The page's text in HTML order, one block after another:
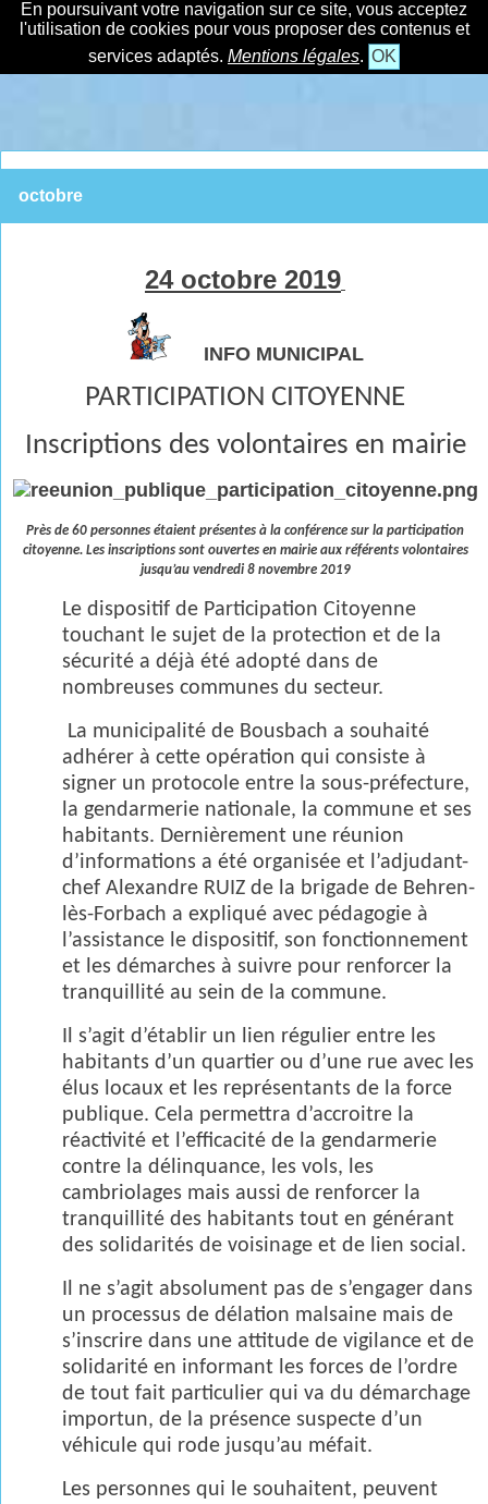
En poursuivant votre navigation sur ce site, vous acceptez
l'utilisation de cookies pour vous proposer des contenus et
services adaptés. Mentions légales. OK
octobre
24 octobre 2019
INFO MUNICIPAL
PARTICIPATION CITOYENNE
Inscriptions des volontaires en mairie
Près de 60 personnes étaient présentes à la conférence sur la participation
citoyenne. Les inscriptions sont ouvertes en mairie aux référents volontaires
jusqu’au vendredi 8 novembre 2019
Le dispositif de Participation Citoyenne
touchant le sujet de la protection et de la
sécurité a déjà été adopté dans de
nombreuses communes du secteur.
La municipalité de Bousbach a souhaité
adhérer à cette opération qui consiste à
signer un protocole entre la sous-préfecture,
la gendarmerie nationale, la commune et ses
habitants. Dernièrement une réunion
d’informations a été organisée et l’adjudant-
chef Alexandre RUIZ de la brigade de Behren-
lès-Forbach a expliqué avec pédagogie à
l’assistance le dispositif, son fonctionnement
et les démarches à suivre pour renforcer la
tranquillité au sein de la commune.
Il s’agit d’établir un lien régulier entre les
habitants d’un quartier ou d’une rue avec les
élus locaux et les représentants de la force
publique. Cela permettra d’accroitre la
réactivité et l’efficacité de la gendarmerie
contre la délinquance, les vols, les
cambriolages mais aussi de renforcer la
tranquillité des habitants tout en générant
des solidarités de voisinage et de lien social.
Il ne s’agit absolument pas de s’engager dans
un processus de délation malsaine mais de
s’inscrire dans une attitude de vigilance et de
solidarité en informant les forces de l’ordre
de tout fait particulier qui va du démarchage
importun, de la présence suspecte d’un
véhicule qui rode jusqu’au méfait.
Les personnes qui le souhaitent, peuvent